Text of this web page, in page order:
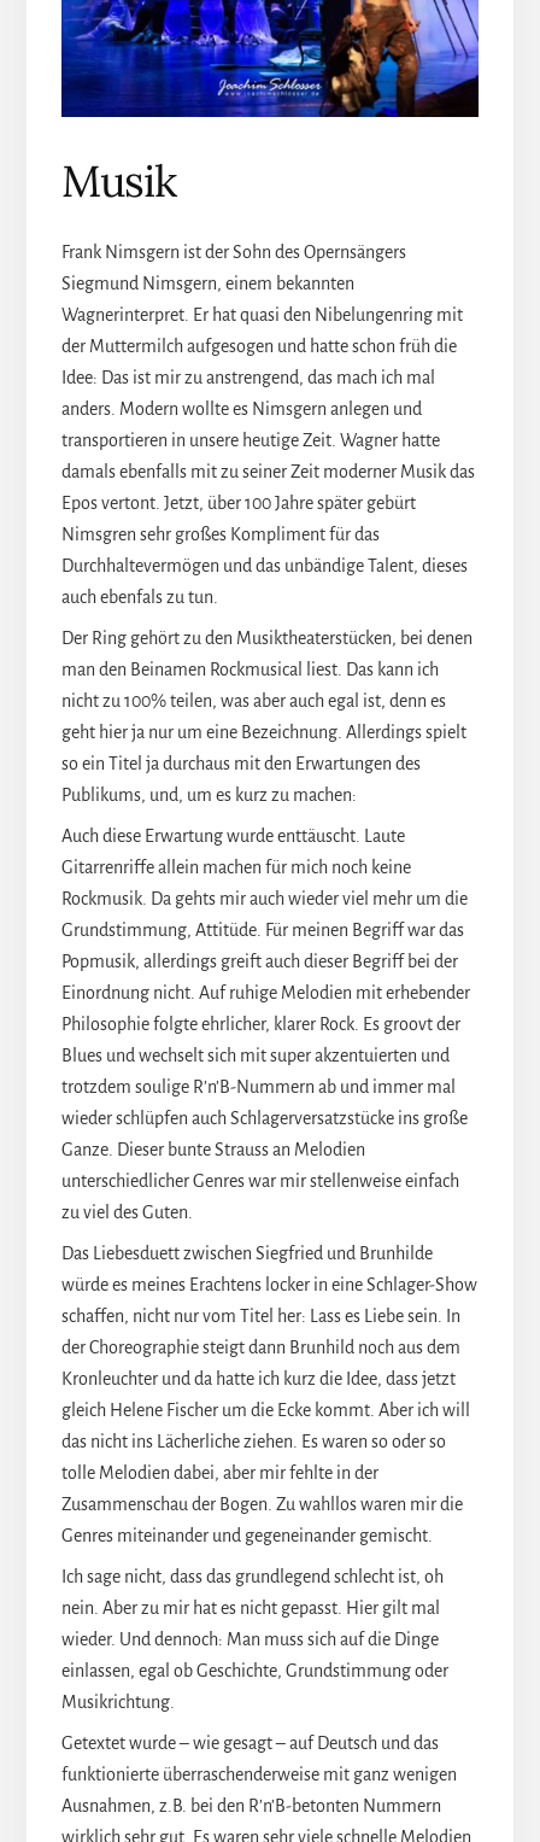
Musik
Frank Nimsgern ist der Sohn des Opernsängers
Siegmund Nimsgern, einem bekannten
Wagnerinterpret. Er hat quasi den Nibelungenring mit
der Muttermilch aufgesogen und hatte schon früh die
Idee: Das ist mir zu anstrengend, das mach ich mal
anders. Modern wollte es Nimsgern anlegen und
transportieren in unsere heutige Zeit. Wagner hatte
damals ebenfalls mit zu seiner Zeit moderner Musik das
Epos vertont. Jetzt, über 100 Jahre später gebürt
Nimsgren sehr großes Kompliment für das
Durchhaltevermögen und das unbändige Talent, dieses
auch ebenfals zu tun.
Der Ring gehört zu den Musiktheaterstücken, bei denen
man den Beinamen Rockmusical liest. Das kann ich
nicht zu 100% teilen, was aber auch egal ist, denn es
geht hier ja nur um eine Bezeichnung. Allerdings spielt
so ein Titel ja durchaus mit den Erwartungen des
Publikums, und, um es kurz zu machen:
Auch diese Erwartung wurde enttäuscht. Laute
Gitarrenriffe allein machen für mich noch keine
Rockmusik. Da gehts mir auch wieder viel mehr um die
Grundstimmung, Attitüde. Für meinen Begriff war das
Popmusik, allerdings greift auch dieser Begriff bei der
Einordnung nicht. Auf ruhige Melodien mit erhebender
Philosophie folgte ehrlicher, klarer Rock. Es groovt der
Blues und wechselt sich mit super akzentuierten und
trotzdem soulige R’n’B-Nummern ab und immer mal
wieder schlüpfen auch Schlagerversatzstücke ins große
Ganze. Dieser bunte Strauss an Melodien
unterschiedlicher Genres war mir stellenweise einfach
zu viel des Guten.
Das Liebesduett zwischen Siegfried und Brunhilde
würde es meines Erachtens locker in eine Schlager-Show
schaffen, nicht nur vom Titel her: Lass es Liebe sein. In
der Choreographie steigt dann Brunhild noch aus dem
Kronleuchter und da hatte ich kurz die Idee, dass jetzt
gleich Helene Fischer um die Ecke kommt. Aber ich will
das nicht ins Lächerliche ziehen. Es waren so oder so
tolle Melodien dabei, aber mir fehlte in der
Zusammenschau der Bogen. Zu wahllos waren mir die
Genres miteinander und gegeneinander gemischt.
Ich sage nicht, dass das grundlegend schlecht ist, oh
nein. Aber zu mir hat es nicht gepasst. Hier gilt mal
wieder. Und dennoch: Man muss sich auf die Dinge
einlassen, egal ob Geschichte, Grundstimmung oder
Musikrichtung.
Getextet wurde – wie gesagt – auf Deutsch und das
funktionierte überraschenderweise mit ganz wenigen
Ausnahmen, z.B. bei den R’n’B-betonten Nummern
wirklich sehr gut. Es waren sehr viele schnelle Melodien